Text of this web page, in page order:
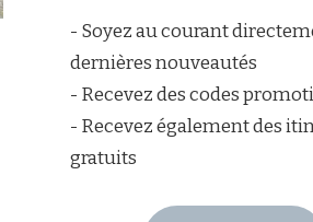
- Soyez au courant
dernières nouveautés
- Recevez des codes
- Recevez également des
gratuits